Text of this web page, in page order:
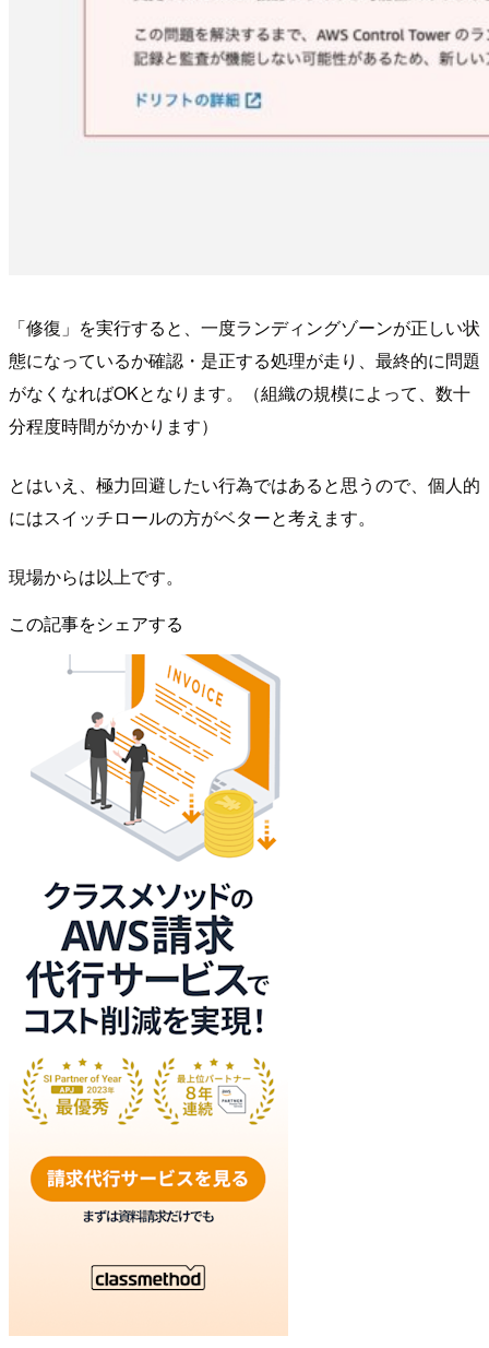
「修復」を実行すると、一度ランディングゾーンが正しい状
態になっているか確認・是正する処理が走り、最終的に問題
がなくなればOKとなります。（組織の規模によって、数十
分程度時間がかかります）
とはいえ、極力回避したい行為ではあると思うので、個人的
にはスイッチロールの方がベターと考えます。
現場からは以上です。
この記事をシェアする